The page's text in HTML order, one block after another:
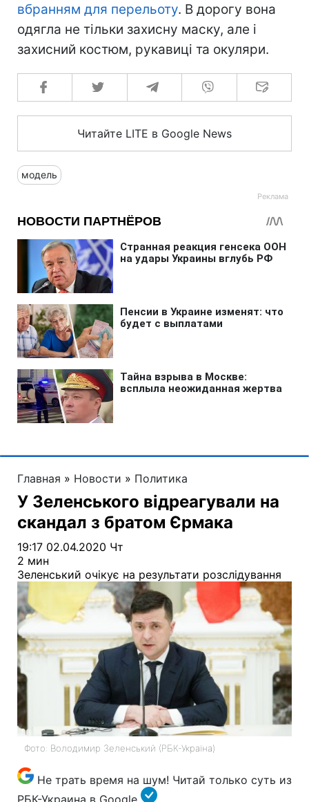
вбранням для перельоту. В дорогу вона
одягла не тільки захисну маску, але і
захисний костюм, рукавиці та окуляри.
Читайте LITE в Google News
модель
Главная » Новости » Политика
У Зеленського відреагували на
скандал з братом Єрмака
19:17 02.04.2020 Чт
2 мин
Зеленський очікує на результати розслідування
Фото: Володимир Зеленський (РБК-Україна)
Не трать время на шум! Читай только суть из
РБК-Украина в Google